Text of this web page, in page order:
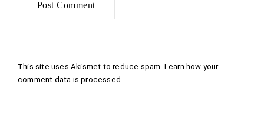
This site uses Akismet to reduce spam. Learn how your
comment data is processed